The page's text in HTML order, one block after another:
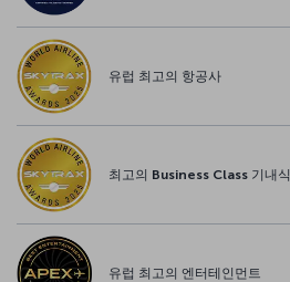
유럽 최고의 항공사
최고의 Business Class 기내식
유럽 최고의 엔터테인먼트